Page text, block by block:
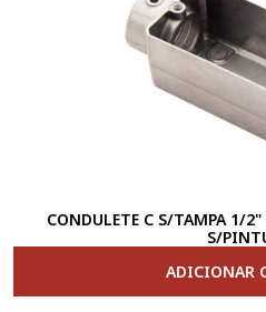
CONDULETE C S/TAMPA 1/
S/
ADICIONAR